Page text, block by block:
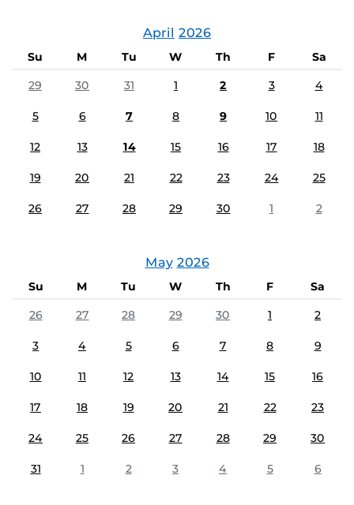
April 2026
Su M Tu W Th F
Sa
29
30 31 1 2 3 4
5 6 7 8 9 10 11
12 13 14 15 16 17 18
19 20 21 22 23 24 25
26 27 28 29 30 1 2
May 2026
Su M Tu W Th F
Sa
26
27 28 29 30 1 2
3 4 5 6 7 8 9
10 11 12 13 14 15 16
17 18 19 20 21 22 23
24 25 26 27 28 29 30
31 1 2 3 4 5 6